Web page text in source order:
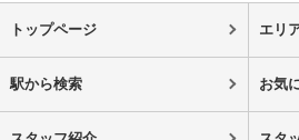
トップページ エリ
駅から検索 お気